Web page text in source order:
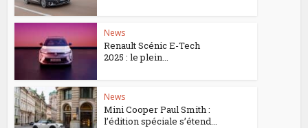
News
Renault Scénic E-Tech
2025 : le plein...
News
Mini Cooper Paul Smith :
l’édition spéciale s’étend...